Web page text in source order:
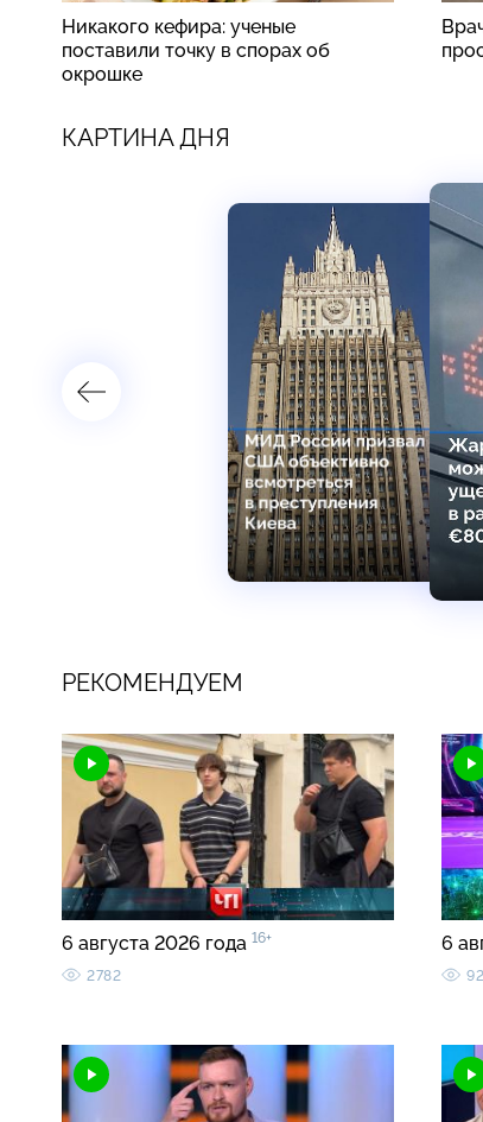
Никакого кефира: ученые
поставили точку в спорах об
окрошке
КАРТИНА ДНЯ
РЕКОМЕНДУЕМ
6 августа 2026 года 16+
2782
6